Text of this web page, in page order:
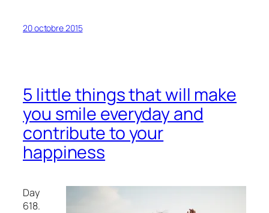
20 octobre 2015
5 little things that will make
you smile everyday and
contribute to your
happiness
Day
618.